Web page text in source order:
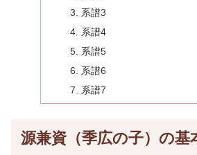
系譜3
系譜4
系譜5
系譜6
系譜7
源兼資（季広の子）の基